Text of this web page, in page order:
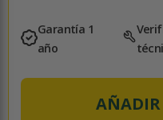
Garantía 1
año